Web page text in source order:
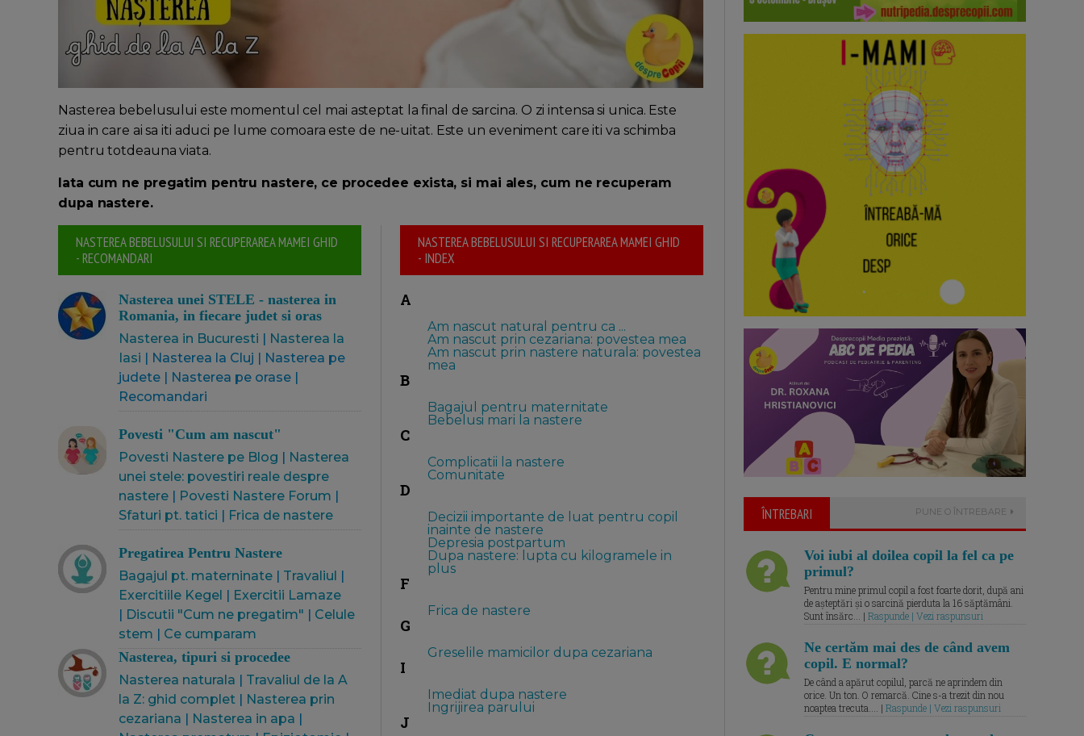
Nasterea bebelusului este momentul cel mai asteptat la final de sarcina. O zi intensa si unica. Este
ziua in care ai sa iti aduci pe lume comoara este de ne-uitat. Este un eveniment care iti va schimba
pentru totdeauna viata.
Iata cum ne pregatim pentru nastere, ce procedee exista, si mai ales, cum ne recuperam
dupa nastere.
NASTEREA BEBELUSULUI SI RECUPERAREA MAMEI GHID
- RECOMANDARI
Nasterea unei STELE - nasterea in
Romania, in fiecare judet si oras
Nasterea in Bucuresti | Nasterea la
Iasi | Nasterea la Cluj | Nasterea pe
judete | Nasterea pe orase |
Recomandari
Povesti "Cum am nascut"
Povesti Nastere pe Blog | Nasterea
unei stele: povestiri reale despre
nastere | Povesti Nastere Forum |
Sfaturi pt. tatici | Frica de nastere
Pregatirea Pentru Nastere
Bagajul pt. materninate | Travaliul |
Exercitiile Kegel | Exercitii Lamaze
| Discutii "Cum ne pregatim" | Celule
stem | Ce cumparam
Nasterea, tipuri si procedee
Nasterea naturala | Travaliul de la A
la Z: ghid complet | Nasterea prin
cezariana | Nasterea in apa |
NASTEREA BEBELUSULUI SI RECUPERAREA MAMEI GHID
- INDEX
A
Am nascut natural pentru ca ...
Am nascut prin cezariana: povestea mea
Am nascut prin nastere naturala: povestea
mea
B
Bagajul pentru maternitate
Bebelusi mari la nastere
C
Complicatii la nastere
Comunitate
D
Decizii importante de luat pentru copil
inainte de nastere
Depresia postpartum
Dupa nastere: lupta cu kilogramele in
plus
F
Frica de nastere
G
Greselile mamicilor dupa cezariana
I
Imediat dupa nastere
Ingrijirea parului
J
ÎNTREBARI PUNE O ÎNTREBARE
Voi iubi al doilea copil la fel ca pe
primul?
Pentru mine primul copil a fost foarte dorit, după ani
de așteptări și o sarcină pierduta la 16 săptămâni.
Sunt însărc... | Raspunde | Vezi raspunsuri
Ne certăm mai des de când avem
copil. E normal?
De când a apărut copilul, parcă ne aprindem din
orice. Un ton. O remarcă. Cine s-a trezit din nou
noaptea trecuta.... | Raspunde | Vezi raspunsuri